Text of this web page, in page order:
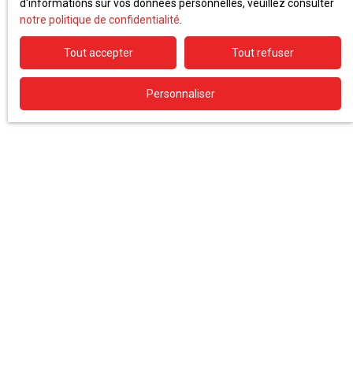
d'informations sur vos données personnelles, veuillez consulter
notre politique de confidentialité
Tout accepter Tout refuser
Personnaliser